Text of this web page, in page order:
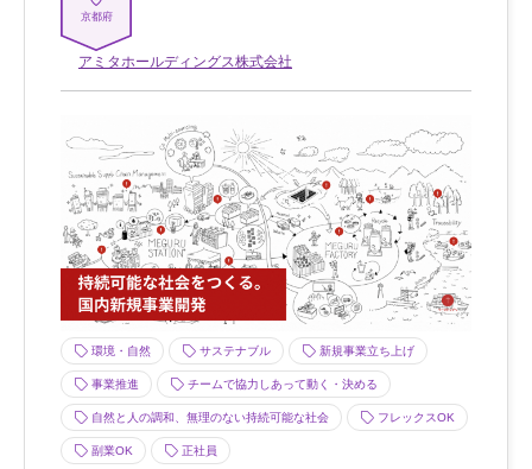
京都府
アミタホールディングス株式会社
環境・自然 サステナブル 新規事業立ち上げ
事業推進 チームで協力しあって動く・決める
自然と人の調和、無理のない持続可能な社会 フレックスOK
副業OK 正社員